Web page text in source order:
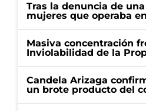
Tras la denuncia de
mujeres que operaba
Masiva concentración
Inviolabilidad de la
Candela Arizaga
un brote producto del